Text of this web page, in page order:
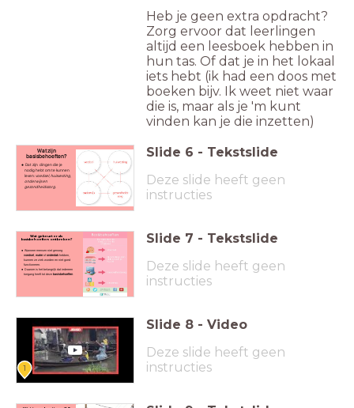
Heb je geen extra opdracht?
Zorg ervoor dat leerlingen
altijd een leesboek hebben in
hun tas. Of dat je in het lokaal
iets hebt (ik had een doos met
boeken bijv. Ik weet niet waar
die is, maar als je 'm kunt
vinden kan je die inzetten)
Wat zijn
basisbehoeften?
Dat zijn dingen die je
nodig hebt om te kunnen
leven:voedsel, huisvesting,
onderwijs en
gezondheidszorg.
Slide 6 - Tekstslide
Deze slide heeft geen
instructies
Wat gebeurt er als
basisbehoeften ontbreken?
Wanneer mensen niet genoeg
voedsel, water of onderdak hebben,
kunnen ze ziek worden en niet goed
functioneren.
Daarom is het belangrijk dat iedereen
toegang heeft tot deze basisbehoeften
Slide 7 - Tekstslide
Deze slide heeft geen
instructies
1
Slide 8 - Video
Deze slide heeft geen
instructies